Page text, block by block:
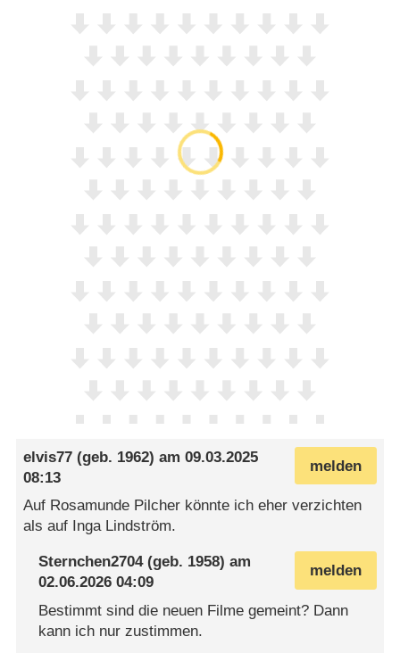
melden
elvis77 (geb. 1962) am09.03.2025
08:13
Auf Rosamunde Pilcher könnte ich eher verzichten
als auf Inga Lindström.
melden
Sternchen2704(geb. 1958) am
02.06.2026 04:09
Bestimmt sind die neuen Filme gemeint? Dann
kann ich nur zustimmen.